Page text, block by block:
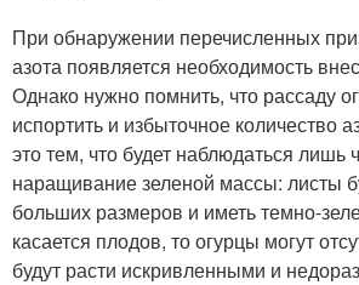
При обнаружении перечисленных
азота появляется необходимость
Однако нужно помнить, что рассаду
испортить и избыточное количество
это тем, что будет наблюдаться лишь
наращивание зеленой массы: листы
больших размеров и иметь темно-
касается плодов, то огурцы могут
будут расти искривленными и